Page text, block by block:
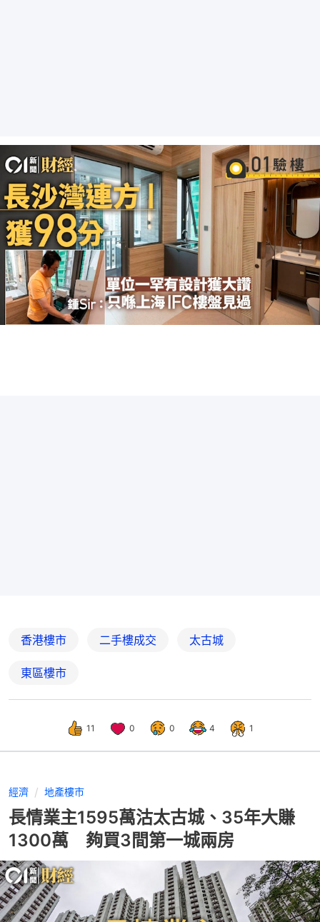
香港樓市 二手樓成交 太古城
東區樓市
11 0 0 4 1
經濟 地產樓市
長情業主1595萬沽太古城、35年大賺
1300萬 夠買3間第一城兩房